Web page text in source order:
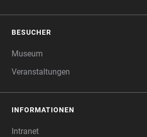
BESUCHER
Museum
Veranstaltungen
INFORMATIONEN
Intranet